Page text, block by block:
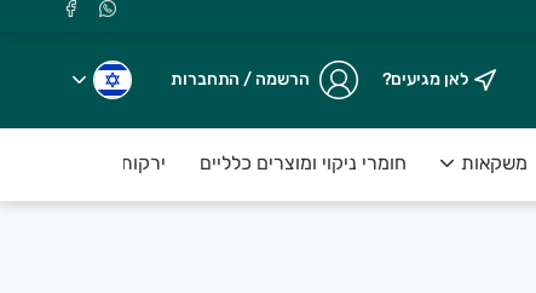
לאן מגיעים? הרשמה / התחברות
משקאות חומרי ניקוי ומוצרים כלליים ירקות טריים ארוזים